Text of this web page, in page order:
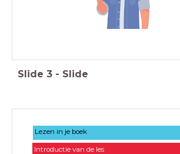
Slide 3 - Slide
Lezen in je boek
Introductie van de les